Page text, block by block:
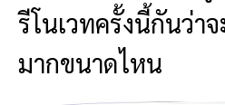
รีโนเวทครั้งนี้กันว่า
มากขนาดไหน